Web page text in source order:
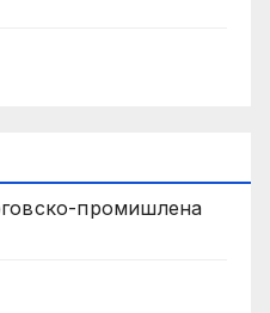
промишлена